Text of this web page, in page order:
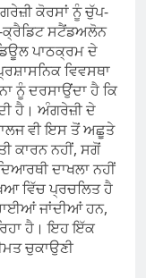
ਕੋਰਸਾਂ ਨੂੰ ਚੁੱਪ-
ਕ੍ਰੈਡਿਟ ਸਟੈਂਡਅਲੋਨ
ਪਾਠਕ੍ਰਮ ਦੇ
ਵਿਵਸਥਾ
ਨੂੰ ਦਰਸਾਉਂਦਾ ਹੈ ਕਿ
ਹੈ। ਅੰਗਰੇਜ਼ੀ ਦੇ
ਵੀ ਇਸ ਤੋਂ ਅਛੂਤੇ
ਕਾਰਨ ਨਹੀਂ, ਸਗੋਂ
ਦਾਖਲਾ ਨਹੀਂ
ਵਿੱਚ ਪ੍ਰਚਲਿਤ ਹੈ
ਜਾਂਦੀਆਂ ਹਨ,
ਹੈ। ਇਹ ਇੱਕ
ਚੁਕਾਉਣੀ